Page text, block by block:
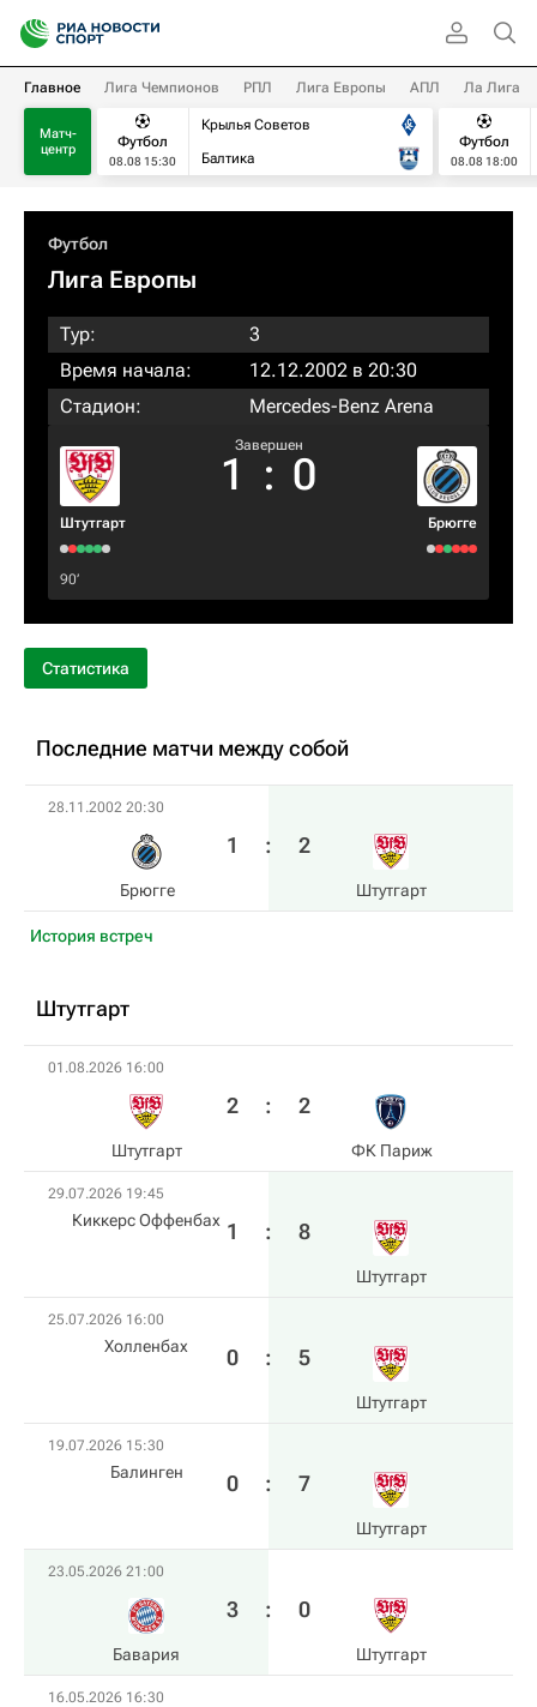
Главное Лига Чемпионов РПЛ Лига Европы АПЛ Ла Лига
Матч-
центр
Футбол
08.08 15:30
Крылья Советов
Балтика
Футбол
08.08 18:00
Футбол
Лига Европы
Тур:
3
Время начала:
12.12.2002 в 20:30
Стадион:
Mercedes-Benz Arena
Штутгарт
Завершен
1 : 0
Брюгге
90‎’‎
Статистика
Последние матчи между собой
28.11.2002 20:30
Брюгге
1 : 2
Штутгарт
История встреч
Штутгарт
01.08.2026 16:00
Штутгарт
2 : 2
ФК Париж
29.07.2026 19:45
Киккерс Оффенбах 1 : 8
Штутгарт
25.07.2026 16:00
Холленбах 0 : 5
Штутгарт
19.07.2026 15:30
Балинген 0 : 7
Штутгарт
23.05.2026 21:00
Бавария
3 : 0
Штутгарт
16.05.2026 16:30